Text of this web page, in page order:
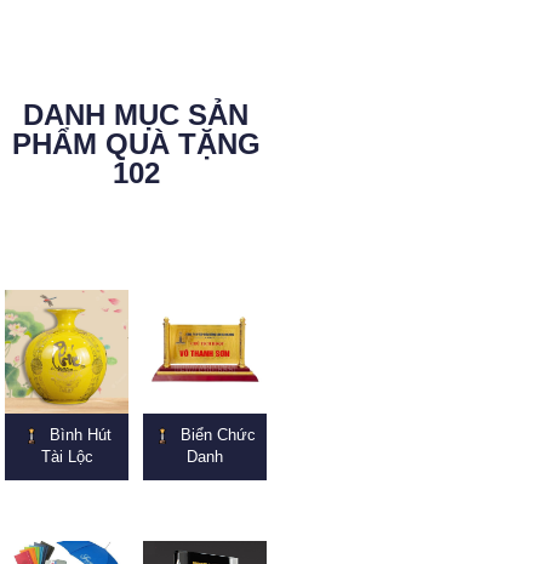
DANH MỤC SẢN
PHẨM QUÀ TẶNG
102
Bình Hút
Tài Lộc
Biển Chức
Danh